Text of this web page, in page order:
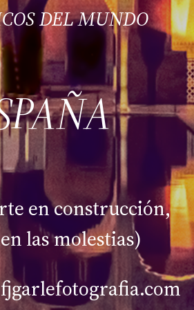
DEL MUNDO
en construcción,
las molestias)